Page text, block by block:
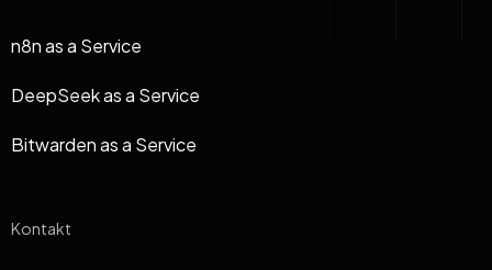
n8n as a Service
DeepSeek as a Service
Bitwarden as a Service
Kontakt